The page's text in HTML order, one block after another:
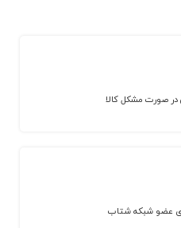
صورت مشکل کالا
عضو شبکه شتاب